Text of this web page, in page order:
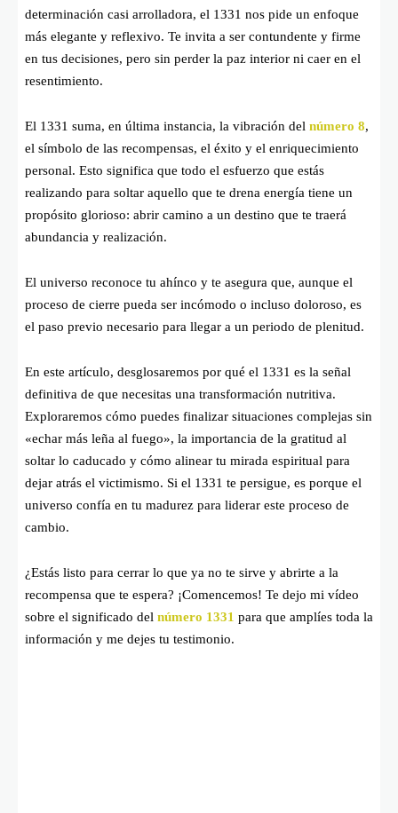
determinación casi arrolladora, el 1331 nos pide un enfoque
más elegante y reflexivo. Te invita a ser contundente y firme
en tus decisiones, pero sin perder la paz interior ni caer en el
resentimiento.
El 1331 suma, en última instancia, la vibración del número 8,
el símbolo de las recompensas, el éxito y el enriquecimiento
personal. Esto significa que todo el esfuerzo que estás
realizando para soltar aquello que te drena energía tiene un
propósito glorioso: abrir camino a un destino que te traerá
abundancia y realización.
El universo reconoce tu ahínco y te asegura que, aunque el
proceso de cierre pueda ser incómodo o incluso doloroso, es
el paso previo necesario para llegar a un periodo de plenitud.
En este artículo, desglosaremos por qué el 1331 es la señal
definitiva de que necesitas una transformación nutritiva.
Exploraremos cómo puedes finalizar situaciones complejas sin
«echar más leña al fuego», la importancia de la gratitud al
soltar lo caducado y cómo alinear tu mirada espiritual para
dejar atrás el victimismo. Si el 1331 te persigue, es porque el
universo confía en tu madurez para liderar este proceso de
cambio.
¿Estás listo para cerrar lo que ya no te sirve y abrirte a la
recompensa que te espera? ¡Comencemos! Te dejo mi vídeo
sobre el significado del número 1331 para que amplíes toda la
información y me dejes tu testimonio.